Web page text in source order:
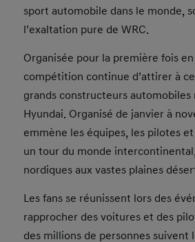
sport automobile dans le monde,
l’exaltation pure de WRC.
Organisée pour la première fois
compétition continue d’attirer à
grands constructeurs automobiles
Hyundai. Organisé de janvier à
emmène les équipes, les pilotes
un tour du monde
nordiques aux vastes plaines
Les fans se réunissent lors des
rapprocher des voitures et des
des millions de personnes suivent